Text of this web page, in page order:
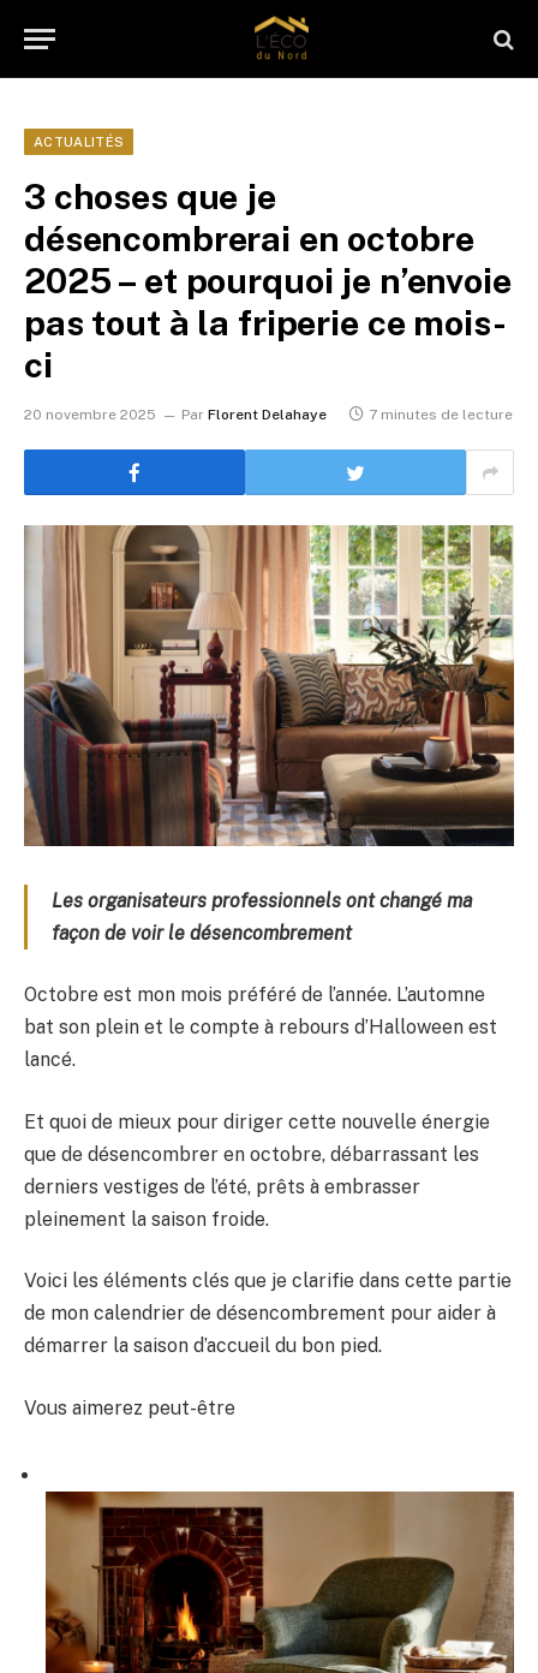
ACTUALITÉS
3 choses que je
désencombrerai en octobre
2025 – et pourquoi je n’envoie
pas tout à la friperie ce mois-
ci
20 novembre 2025 Par Florent Delahaye 7 minutes de lecture
Les organisateurs professionnels ont changé ma
façon de voir le désencombrement
Octobre est mon mois préféré de l’année. L’automne
bat son plein et le compte à rebours d’Halloween est
lancé.
Et quoi de mieux pour diriger cette nouvelle énergie
que de désencombrer en octobre, débarrassant les
derniers vestiges de l’été, prêts à embrasser
pleinement la saison froide.
Voici les éléments clés que je clarifie dans cette partie
de mon calendrier de désencombrement pour aider à
démarrer la saison d’accueil du bon pied.
Vous aimerez peut-être